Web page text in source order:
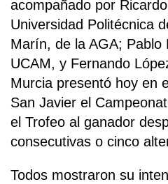
acompañado por
Universidad Politécnica
Marín, de la AGA; Pablo
UCAM, y Fernando
Murcia presentó hoy en
San Javier el
el Trofeo al ganador
consecutivas o cinco
Todos mostraron su